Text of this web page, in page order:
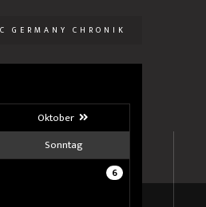
GERMANY CHRONIK
Oktober
Sonntag
6